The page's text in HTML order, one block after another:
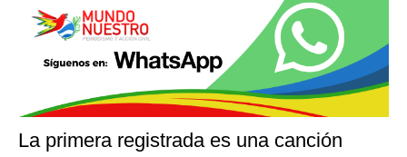
La primera registrada es una canción